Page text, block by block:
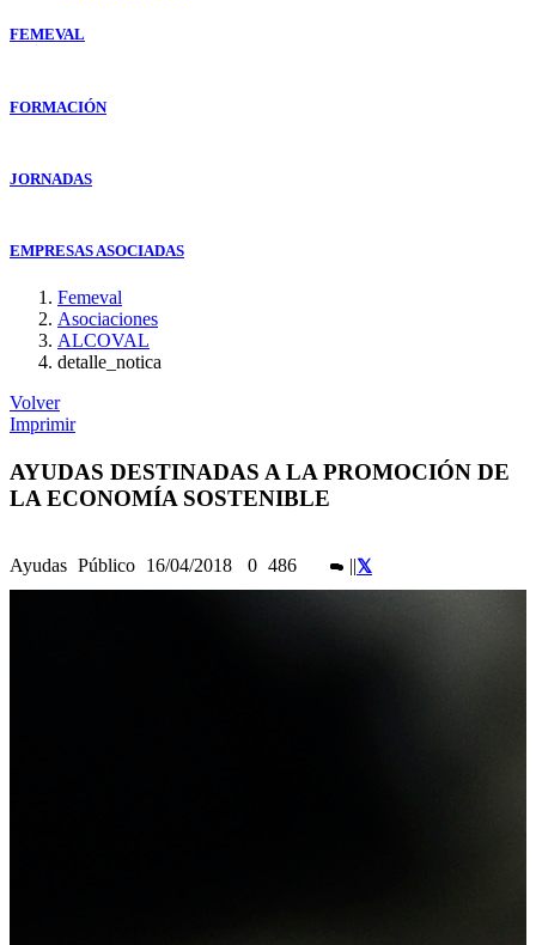
FEMEVAL
FORMACIÓN
JORNADAS
EMPRESAS ASOCIADAS
Femeval
Asociaciones
ALCOVAL
detalle_notica
Volver
Imprimir
AYUDAS DESTINADAS A LA PROMOCIÓN DE
LA ECONOMÍA SOSTENIBLE
Ayudas Público 16/04/2018 0 486